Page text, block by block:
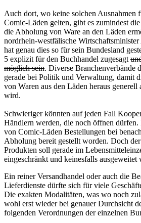
Auch dort, wo keine solchen Ausnahmen
Comic-Läden gelten, gibt es zumindest
die Abholung von Ware an den Läden
nordrhein-westfälische
hat genau dies so für sein Bundesland
5 explizit für den Buchhandel zugesagt
möglich sein. Diverse Branchenverbände
gerade bei Politik und Verwaltung, damit
von Waren aus den Läden heraus
wird.
Schwieriger könnten auf jeden Fall
Händlern werden, die noch öffnen
von Comic-Läden Bestellungen bei
Abholung bereit gestellt worden. Doch
Produkten soll gerade im
eingeschränkt und keinesfalls ausgeweitet
Ein reiner Versandhandel oder auch die
Lieferdienste dürfte sich für viele
Die exakten Modalitäten, was wo noch
wohl erst wieder bei genauer Durchsicht
folgenden Verordnungen der einzelnen